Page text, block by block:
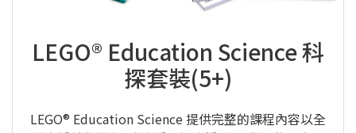
LEGO® Education Science 科
探套裝(5+)
LEGO® Education Science 提供完整的課程內容以全